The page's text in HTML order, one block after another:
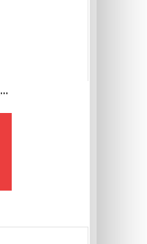
Наклейка на стакан